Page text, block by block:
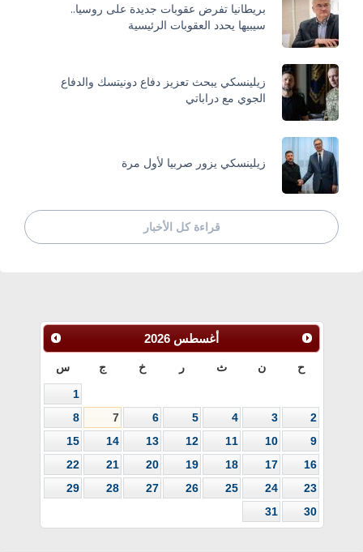
بريطانيا تفرض عقوبات جديدة على روسيا..
سيبيها يحدد العقوبات الرئيسية
زيلينسكي يبحث تعزيز دفاع دونيتسك والدفاع
الجوي مع دراباتي
زيلينسكي يزور صربيا لأول مرة
قراءة كل الأخبار
أغسطس 2026
ح ن ث ر خ ج س
1
2
3
4
5
6
7
8
9
10
11
12
13
14
15
16
17
18
19
20
21
22
23
24
25
26
27
28
29
30
31